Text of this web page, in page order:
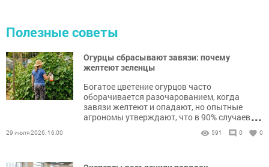
Полезные советы
Огурцы сбрасывают завязи: почему
желтеют зеленцы
Богатое цветение огурцов часто
оборачивается разочарованием, когда
завязи желтеют и опадают, но опытные
агрономы утверждают, что в 90% случаев
эту проблему можно решить корректировкой
...
29 июля 2026, 16:00 591 0 0